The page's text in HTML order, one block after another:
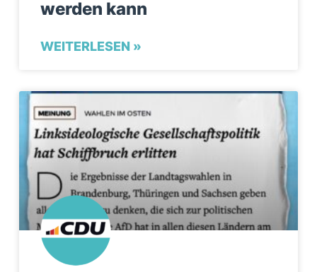
werden kann
WEITERLESEN »